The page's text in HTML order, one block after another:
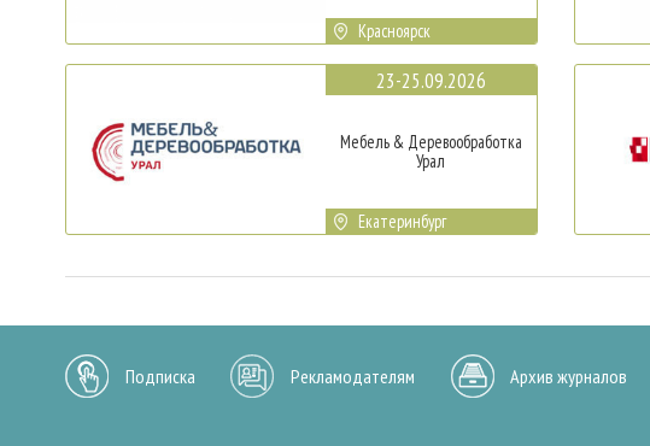
Красноярск
23-25.09.2026
Мебель & Деревообработка
Урал
Екатеринбург
Подписка Рекламодателям Архив журналов